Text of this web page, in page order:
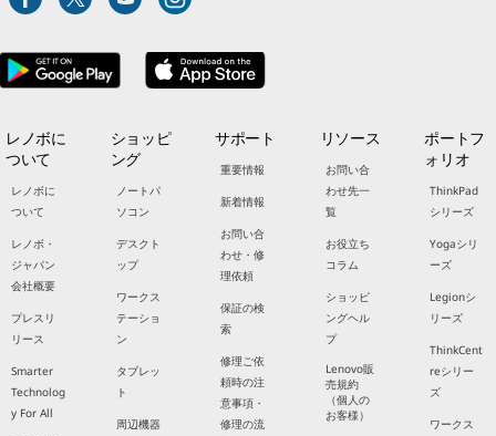
レノボに
ついて
レノボに
ついて
レノボ・
ジャパン
会社概要
プレスリ
リース
Smarter
Technolog
y For All
ショッピ
ング
ノートパ
ソコン
デスクト
ップ
ワークス
テーショ
ン
タブレッ
ト
周辺機器
サポート
重要情報
新着情報
お問い合
わせ・修
理依頼
保証の検
索
修理ご依
頼時の注
意事項・
修理の流
リソース
お問い合
わせ先一
覧
お役立ち
コラム
ショッピ
ングヘル
プ
Lenovo販
売規約
（個人の
お客様）
ポートフ
ォリオ
ThinkPad
シリーズ
Yogaシリ
ーズ
Legionシ
リーズ
ThinkCent
reシリー
ズ
ワークス